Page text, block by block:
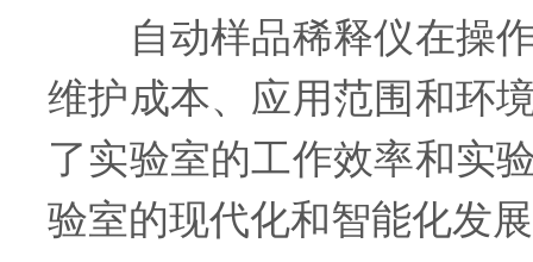
自动样品稀释仪在操作
维护成本、应用范围和环
了实验室的工作效率和实
验室的现代化和智能化发